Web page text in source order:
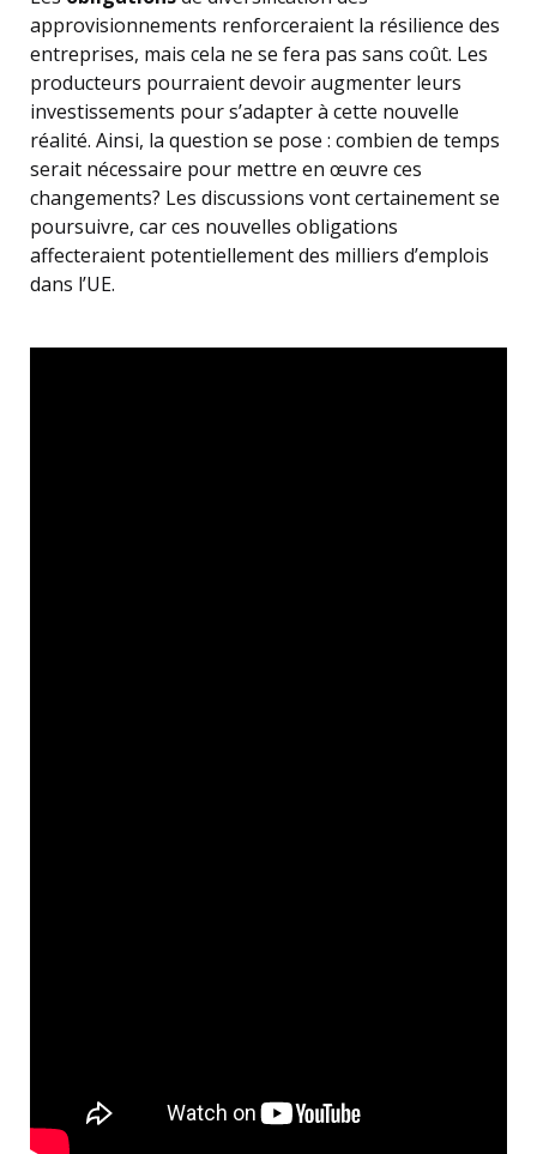
approvisionnements renforceraient la résilience des
entreprises, mais cela ne se fera pas sans coût. Les
producteurs pourraient devoir augmenter leurs
investissements pour s’adapter à cette nouvelle
réalité. Ainsi, la question se pose : combien de temps
serait nécessaire pour mettre en œuvre ces
changements? Les discussions vont certainement se
poursuivre, car ces nouvelles obligations
affecteraient potentiellement des milliers d’emplois
dans l’UE.